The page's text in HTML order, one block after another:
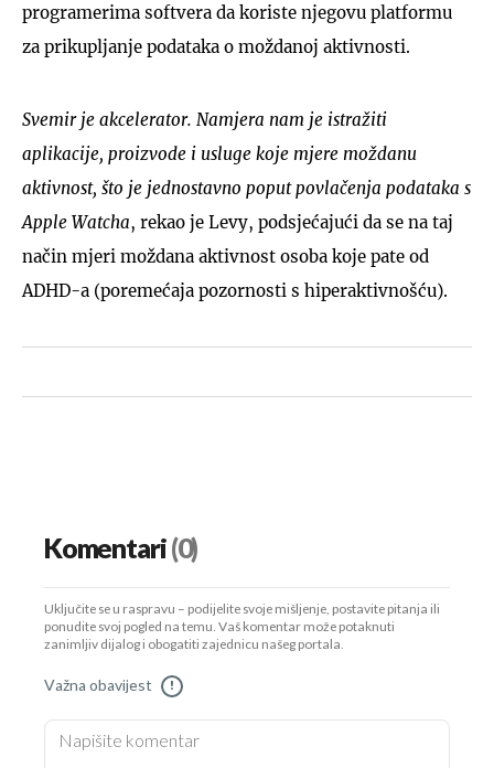
programerima softvera da koriste njegovu platformu
za prikupljanje podataka o moždanoj aktivnosti.
Svemir je akcelerator. Namjera nam je istražiti
aplikacije, proizvode i usluge koje mjere moždanu
aktivnost, što je jednostavno poput povlačenja podataka s
Apple Watcha, rekao je Levy, podsjećajući da se na taj
način mjeri moždana aktivnost osoba koje pate od
ADHD-a (poremećaja pozornosti s hiperaktivnošću).
Komentari(0)
Uključite se u raspravu – podijelite svoje mišljenje, postavite pitanja ili
ponudite svoj pogled na temu. Vaš komentar može potaknuti
zanimljiv dijalog i obogatiti zajednicu našeg portala.
Važna obavijest !